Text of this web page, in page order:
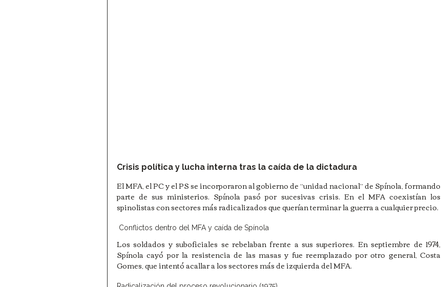
Crisis política y lucha interna tras la caída de la dictadura
El MFA, el PC y el PS se incorporaron al gobierno de “unidad nacional” de Spínola, formando
parte de sus ministerios. Spínola pasó por sucesivas crisis. En el MFA coexistían los
spinolistas con sectores más radicalizados que querían terminar la guerra a cualquier precio.
Conflictos dentro del MFA y caída de Spínola
Los soldados y suboficiales se rebelaban frente a sus superiores. En septiembre de 1974,
Spínola cayó por la resistencia de las masas y fue reemplazado por otro general, Costa
Gomes, que intentó acallar a los sectores más de izquierda del MFA.